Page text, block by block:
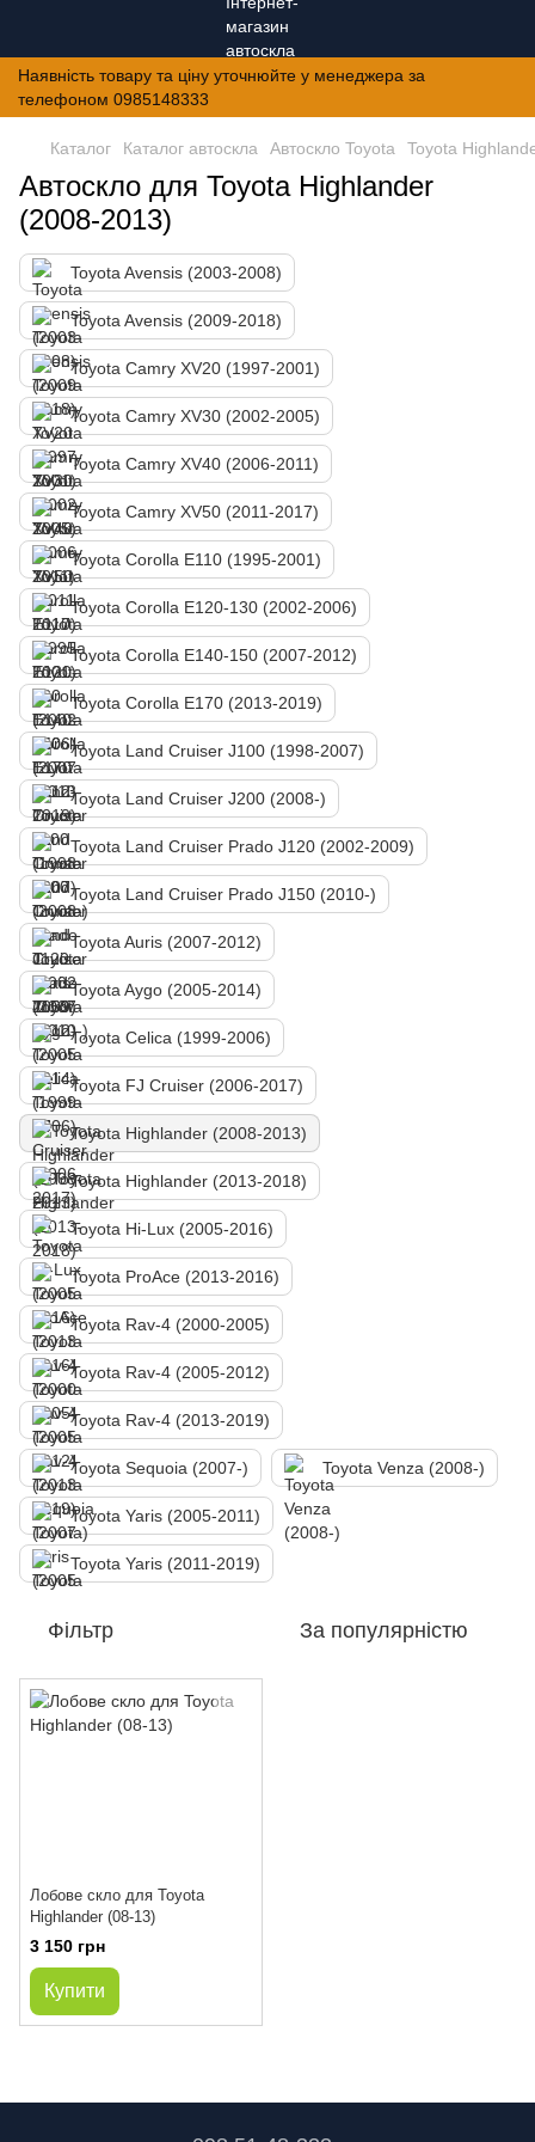
Наявність товару та ціну уточнюйте у менеджера за
телефоном 0985148333
Каталог Каталог автоскла Автоскло Toyota Toyota
Автоскло для Toyota Highlander
(2008-2013)
Toyota Avensis (2003-2008)
Toyota Avensis (2009-2018)
Toyota Camry XV20 (1997-2001)
Toyota Camry XV30 (2002-2005)
Toyota Camry XV40 (2006-2011)
Toyota Camry XV50 (2011-2017)
Toyota Corolla E110 (1995-2001)
Toyota Corolla E120-130 (2002-2006)
Toyota Corolla E140-150 (2007-2012)
Toyota Corolla E170 (2013-2019)
Toyota Land Cruiser J100 (1998-2007)
Toyota Land Cruiser J200 (2008-)
Toyota Land Cruiser Prado J120 (2002-2009)
Toyota Land Cruiser Prado J150 (2010-)
Toyota Auris (2007-2012)
Toyota Aygo (2005-2014)
Toyota Celica (1999-2006)
Toyota FJ Cruiser (2006-2017)
Toyota Highlander (2008-2013)
Toyota Highlander (2013-2018)
Toyota Hi-Lux (2005-2016)
Toyota ProAce (2013-2016)
Toyota Rav-4 (2000-2005)
Toyota Rav-4 (2005-2012)
Toyota Rav-4 (2013-2019)
Toyota Sequoia (2007-) Toyota Venza (2008-)
Toyota Yaris (2005-2011)
Toyota Yaris (2011-2019)
Фільтр За популярністю
Лобове скло для Toyota
Highlander (08-13)
3 150 грн
Купити